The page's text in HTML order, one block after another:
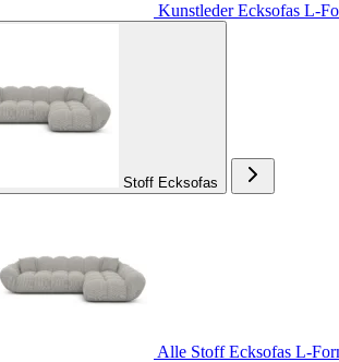
Kunstleder Ecksofas L-
Stoff Ecksofas
Alle Stoff Ecksofas L-